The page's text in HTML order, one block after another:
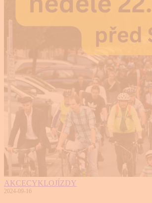
AKCECYKLOJÍZDY
2024-09-16